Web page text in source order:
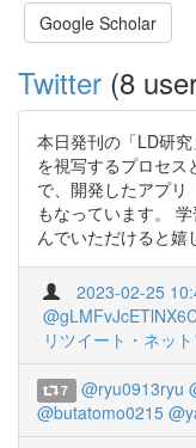
Google Scholar
Twitter (8
本日発刊の「LD研
を視写するプロセス
で、開発したアプリ
もなっています。
んでいただけると
2023-02-25
リツイート・ネッ
7 @ryu0913ryu
@butatomo0215